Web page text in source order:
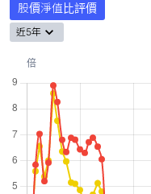
股價淨值比評價
近5年